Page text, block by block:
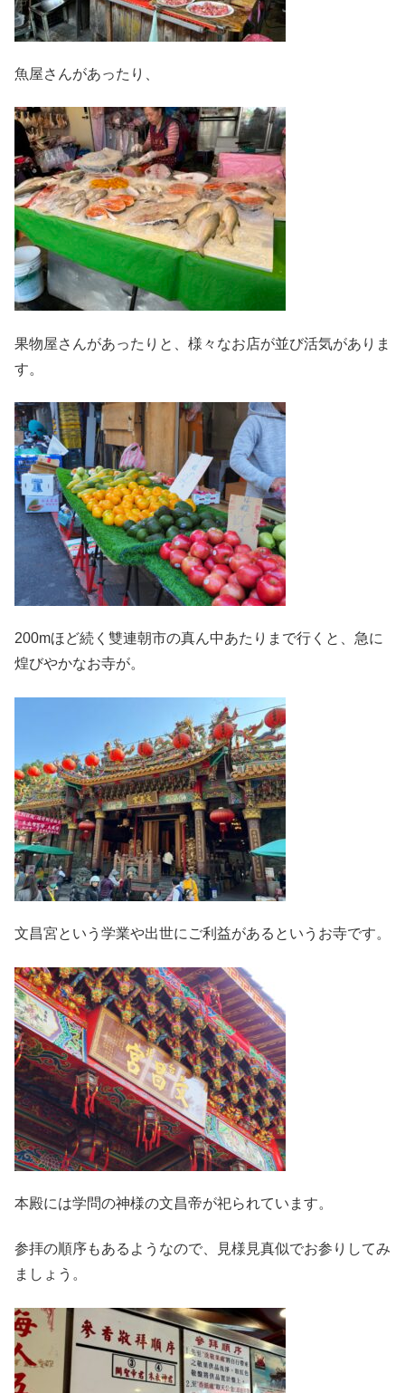
魚屋さんがあったり、
果物屋さんがあったりと、様々なお店が並び活気がありま
す。
200mほど続く雙連朝市の真ん中あたりまで行くと、急に
煌びやかなお寺が。
文昌宮という学業や出世にご利益があるというお寺です。
本殿には学問の神様の文昌帝が祀られています。
参拝の順序もあるようなので、見様見真似でお参りしてみ
ましょう。